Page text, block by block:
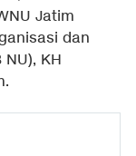
Jatim
dan
KH